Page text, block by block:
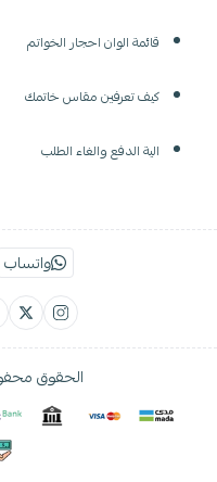
قائمة الوان احجار الخواتم
كيف تعرفين مقاس خاتمك
الية الدفع والغاء الطلب
واتساب
الحقوق